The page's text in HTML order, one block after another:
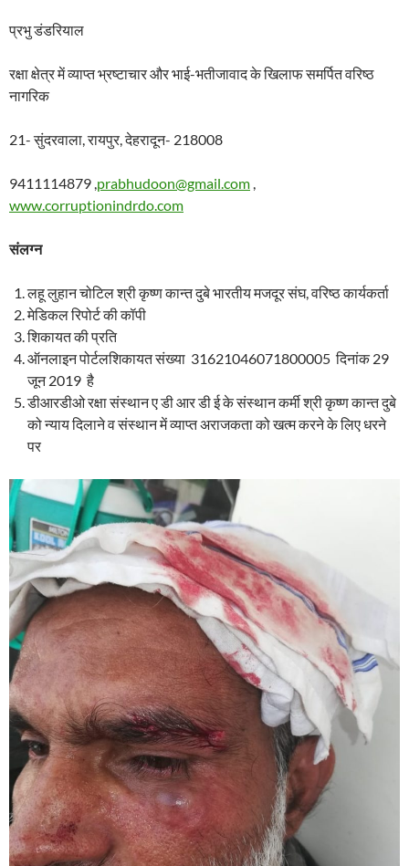
प्रभु डंडरियाल
रक्षा क्षेत्र में व्याप्त भ्रष्टाचार और भाई-भतीजावाद के खिलाफ समर्पित वरिष्ठ
नागरिक
21- सुंदरवाला, रायपुर, देहरादून- 218008
9411114879 ,prabhudoon@gmail.com ,
www.corruptionindrdo.com
संलग्न
लहू लुहान चोटिल श्री कृष्ण कान्त दुबे भारतीय मजदूर संघ, वरिष्ठ कार्यकर्ता
मेडिकल रिपोर्ट की कॉपी
शिकायत की प्रति
ऑनलाइन पोर्टलशिकायत संख्या 31621046071800005 दिनांक 29
जून 2019 है
डीआरडीओ रक्षा संस्थान ए डी आर डी ई के संस्थान कर्मी श्री कृष्ण कान्त दुबे
को न्याय दिलाने व संस्थान में व्याप्त अराजकता को खत्म करने के लिए धरने
पर